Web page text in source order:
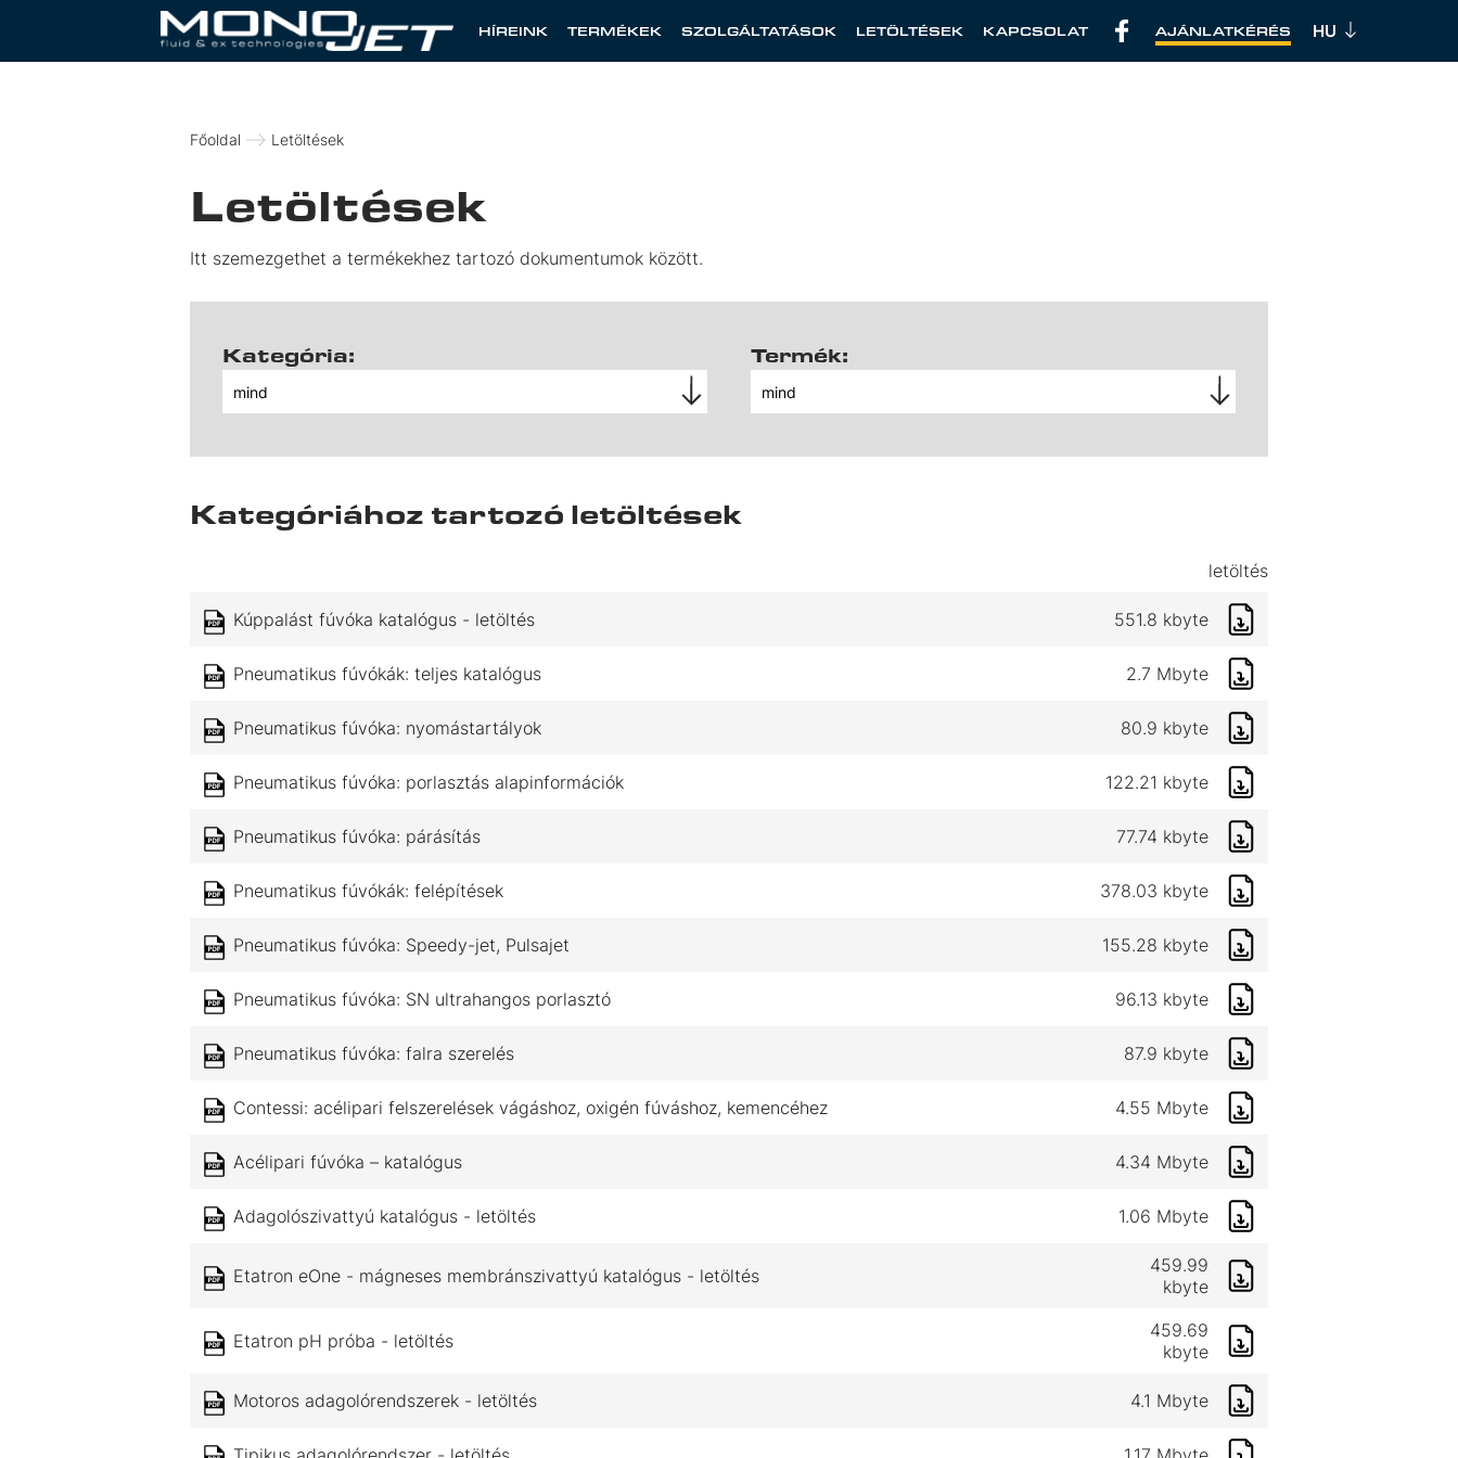
HÍREINK TERMÉKEK SZOLGÁLTATÁSOK LETÖLTÉSEK KAPCSOLAT AJÁNLATKÉRÉS
Akciós fúvóka termékek –
raktárról!
Főoldal Letöltések
Letöltések
Itt szemezgethet a termékekhez tartozó dokumentumok között.
Kategória: Termék:
Kategóriához tartozó letöltések
letöltés
Kúppalást fúvóka katalógus - letöltés 551.8 kbyte
Pneumatikus fúvókák: teljes katalógus 2.7 Mbyte
Pneumatikus fúvóka: nyomástartályok 80.9 kbyte
Pneumatikus fúvóka: porlasztás alapinformációk 122.21 kbyte
Pneumatikus fúvóka: párásítás 77.74 kbyte
Pneumatikus fúvókák: felépítések 378.03 kbyte
Pneumatikus fúvóka: Speedy-jet, Pulsajet 155.28 kbyte
Pneumatikus fúvóka: SN ultrahangos porlasztó 96.13 kbyte
Pneumatikus fúvóka: falra szerelés 87.9 kbyte
Contessi: acélipari felszerelések vágáshoz, oxigén fúváshoz, kemencéhez 4.55 Mbyte
Acélipari fúvóka – katalógus 4.34 Mbyte
Adagolószivattyú katalógus - letöltés 1.06 Mbyte
Etatron eOne - mágneses membránszivattyú katalógus - letöltés
459.99
kbyte
Etatron pH próba - letöltés
459.69
kbyte
Motoros adagolórendszerek - letöltés 4.1 Mbyte